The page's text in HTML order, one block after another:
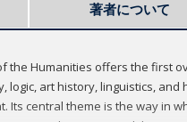
著者について
the Humanities offers the first
art history, linguistics,
central theme is the way in